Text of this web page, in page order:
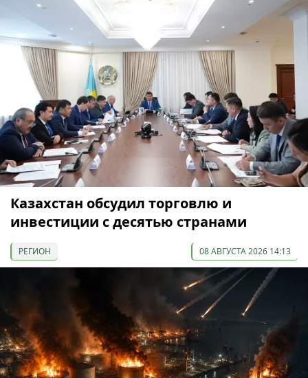
Казахстан обсудил торговлю и
инвестиции с десятью странами
РЕГИОН 08 АВГУСТА 2026 14:13